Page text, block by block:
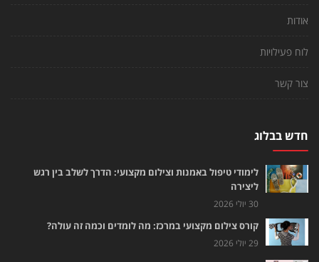
אודות
לוח פעילויות
צור קשר
חדש בבלוג
לימודי טיפול באמנות וצילום מקצועי: הדרך לשלב בין רגש
ליצירה
30 יולי 2026
קורס צילום מקצועי במרכז: מה לומדים וכמה זה עולה?
29 יולי 2026